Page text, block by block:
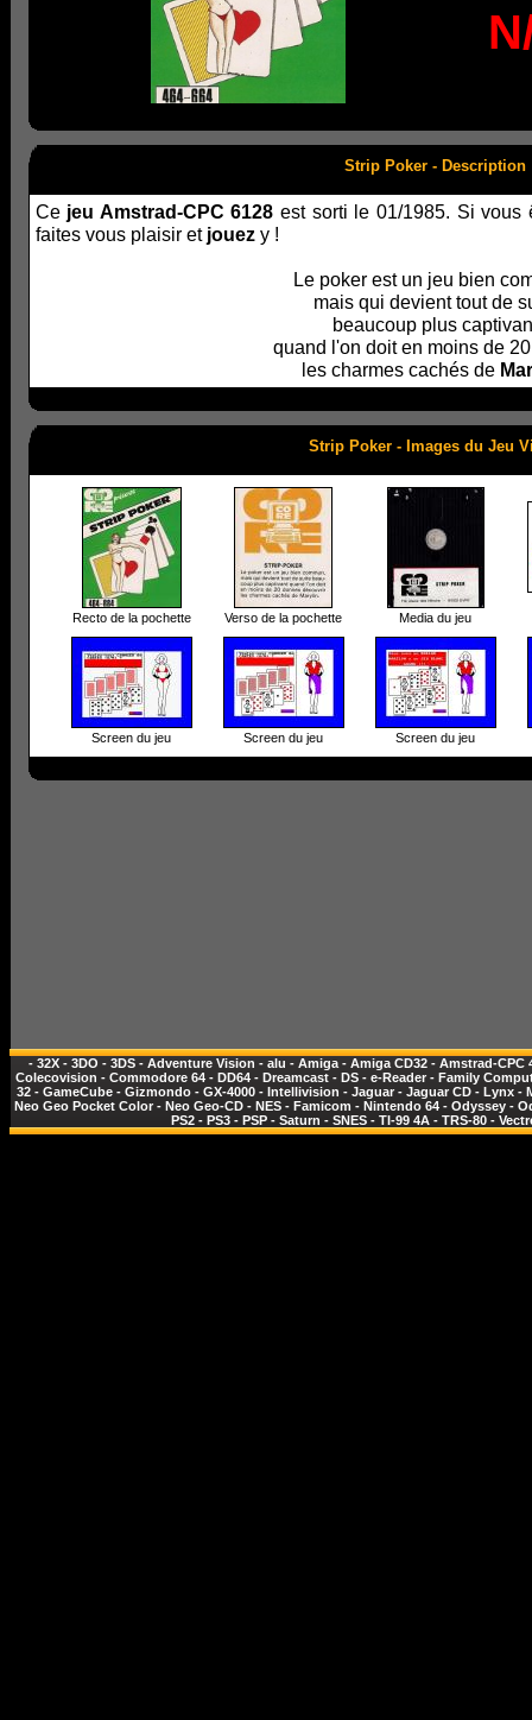
Strip Poker - Description
Ce jeu Amstrad-CPC 6128 est sorti le 01/1985. Si
faites vous plaisir et jouezy !
Le poker est un jeu bien
mais qui devient tout de
beaucoup plus
quand l'on doit en moins de
les charmes cachés de
Strip Poker - Images du Jeu
Recto de la pochette Verso de la pochette Media du jeu
Screen du jeu Screen du jeu Screen du jeu
- 32X - 3DO - 3DS - Adventure Vision - alu - Amiga - Amiga CD32 - Amstrad-CPC
Colecovision - Commodore 64- DD64- Dreamcast- DS- e-Reader- Family
32 - GameCube - Gizmondo - GX-4000 - Intellivision - Jaguar - Jaguar CD - Lynx -
Neo Geo Pocket Color - Neo Geo-CD - NES - Famicom - Nintendo 64 - Odyssey -
PS2 - PS3 - PSP - Saturn - SNES - TI-99 4A - TRS-80 -